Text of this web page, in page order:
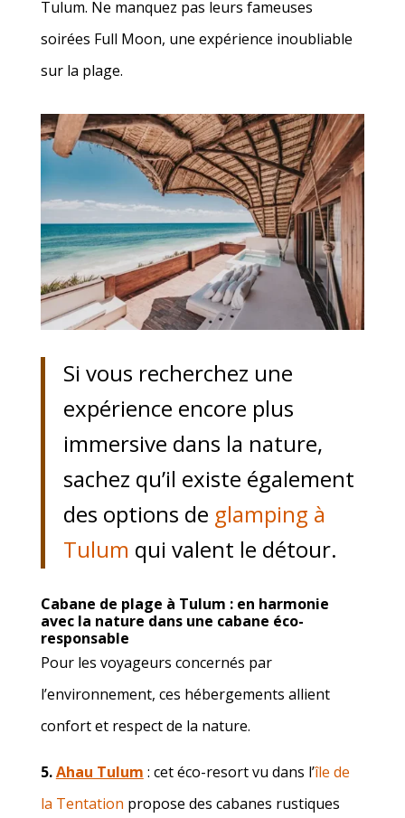
Tulum. Ne manquez pas leurs fameuses
soirées Full Moon, une expérience inoubliable
sur la plage.
Si vous recherchez une
expérience encore plus
immersive dans la nature,
sachez qu’il existe également
des options de glamping à
Tulum qui valent le détour.
Cabane de plage à Tulum : en harmonie
avec la nature dans une cabane éco-
responsable
Pour les voyageurs concernés par
l’environnement, ces hébergements allient
confort et respect de la nature.
5.Ahau Tulum : cet éco-resort vu dans l’île de
la Tentation propose des cabanes rustiques